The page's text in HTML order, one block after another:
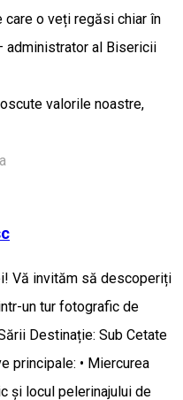
o veți regăsi chiar în
administrator al Bisericii
722-663201
valorile noastre,
Vă invităm să descoperiți
un tur fotografic de
Destinație: Sub Cetate
principale: • Miercurea
și locul pelerinajului de